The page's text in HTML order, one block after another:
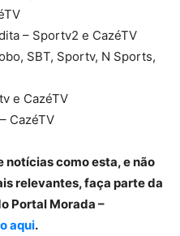
– Sportv2 e CazéTV
SBT, Sportv, N Sports,
e CazéTV
CazéTV
como esta, e não
relevantes, faça parte da
Portal Morada –
aqui.